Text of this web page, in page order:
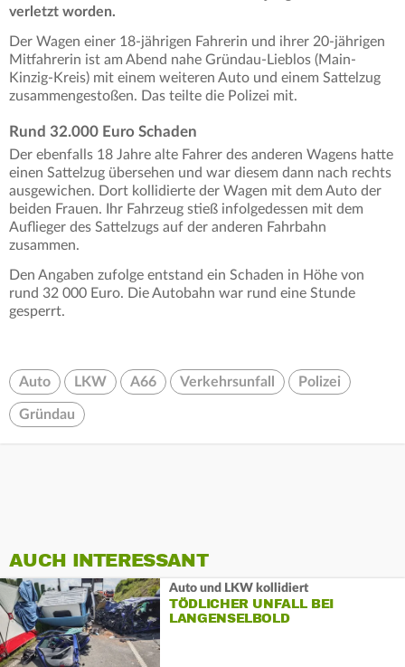
verletzt worden.
Der Wagen einer 18-jährigen Fahrerin und ihrer 20-jährigen
Mitfahrerin ist am Abend nahe Gründau-Lieblos (Main-
Kinzig-Kreis) mit einem weiteren Auto und einem Sattelzug
zusammengestoßen. Das teilte die Polizei mit.
Rund 32.000 Euro Schaden
Der ebenfalls 18 Jahre alte Fahrer des anderen Wagens hatte
einen Sattelzug übersehen und war diesem dann nach rechts
ausgewichen. Dort kollidierte der Wagen mit dem Auto der
beiden Frauen. Ihr Fahrzeug stieß infolgedessen mit dem
Auflieger des Sattelzugs auf der anderen Fahrbahn
zusammen.
Den Angaben zufolge entstand ein Schaden in Höhe von
rund 32 000 Euro. Die Autobahn war rund eine Stunde
gesperrt.
Auto LKW A66 Verkehrsunfall Polizei
Gründau
AUCH INTERESSANT
Auto und LKW kollidiert
TÖDLICHER UNFALL BEI
LANGENSELBOLD